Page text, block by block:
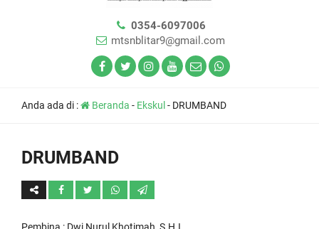
0354-6097006
mtsnblitar9@gmail.com
Anda ada di : Beranda - Ekskul - DRUMBAND
DRUMBAND